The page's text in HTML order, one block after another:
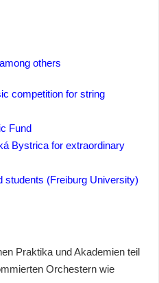
others
competition for string
Fund
Bystrica for extraordinary
students (Freiburg University)
Praktika und Akademien teil
Orchestern wie